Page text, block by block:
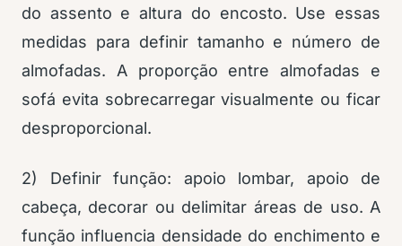
do assento e altura do encosto. Use essas
medidas para definir tamanho e número de
almofadas. A proporção entre almofadas e
sofá evita sobrecarregar visualmente ou ficar
desproporcional.
2) Definir função: apoio lombar, apoio de
cabeça, decorar ou delimitar áreas de uso. A
função influencia densidade do enchimento e